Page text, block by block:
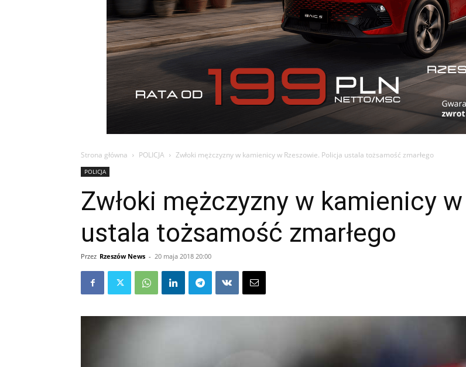
Strona główna POLICJA Zwłoki mężczyzny w kamienicy w Rzeszowie. Policja ustala tożsamość zmarłego
POLICJA
Zwłoki mężczyzny w kamienicy
ustala tożsamość zmarłego
Przez Rzeszów News - 20 maja 2018 20:00